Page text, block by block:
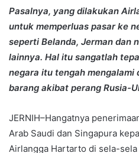
Pasalnya, yang dilakukan
untuk memperluas pasar ke
seperti Belanda, Jerman dan
lainnya. Hal itu sangatlah
negara itu tengah mengalami
barang akibat perang Rusia-
JERNIH–Hangatnya
Arab Saudi dan Singapura
Airlangga Hartarto di sela-